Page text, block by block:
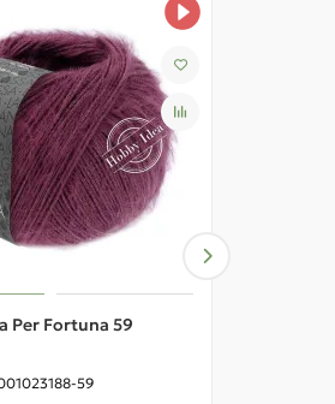
Per Fortuna 59
59